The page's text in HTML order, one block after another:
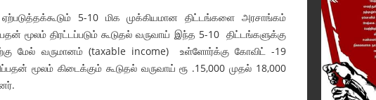
5-10 மிக முக்கியமான திட்டங்களை அரசாங்கம்
மூலம் திரட்டப்படும் கூடுதல் வருவாய் இந்த 5-10 திட்டங்களுக்கு
மேல் வருமானம் (taxable income) உள்ளோர்க்கு கோவிட் -19
மூலம் கிடைக்கும் கூடுதல் வருவாய் ரூ .15,000 முதல் 18,000